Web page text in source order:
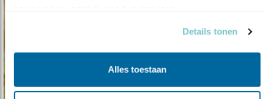
Details tonen
Alles toestaan